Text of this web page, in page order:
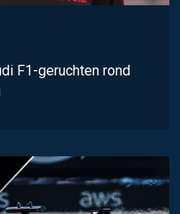
F1-geruchten rond